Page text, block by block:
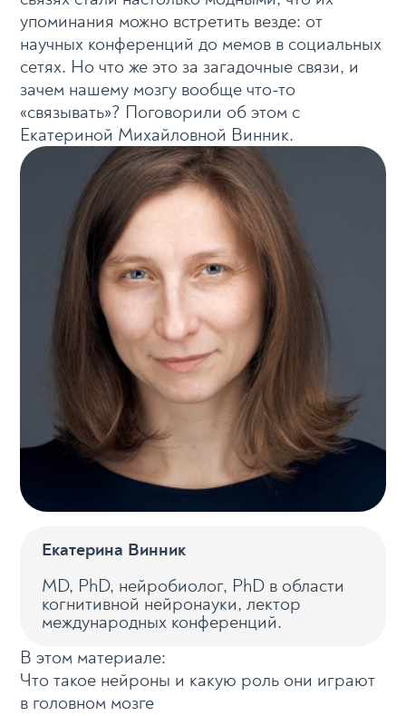
упоминания можно встретить везде: от
научных конференций до мемов в социальных
сетях. Но что же это за загадочные связи, и
зачем нашему мозгу вообще что-то
«связывать»? Поговорили об этом с
Екатериной Михайловной Винник.
Екатерина Винник
MD, PhD, нейробиолог, PhD в области
когнитивной нейронауки, лектор
международных конференций.
В этом материале:
Что такое нейроны и какую роль они играют
в головном мозге